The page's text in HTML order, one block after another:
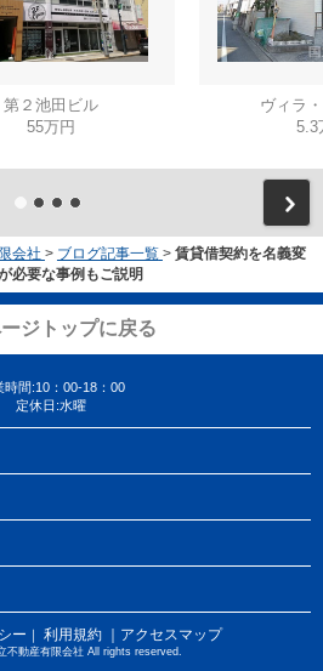
第２池田ビル
55万円
ヴィラ
5.3
会社 > ブログ記事一覧 > 賃貸借契約を名義変
必要な事例もご説明
ジトップに戻る
時間:10：00-18：00
定休日:水曜
ー ｜ 利用規約 ｜アクセスマップ
不動産有限会社 All rights reserved.